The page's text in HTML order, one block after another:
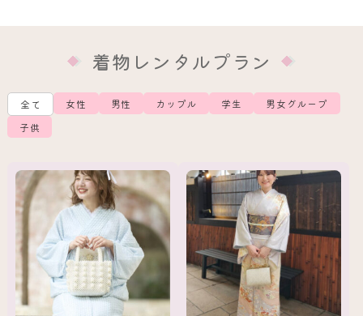
着物レンタルプラン
全て 女性 男性 カップル 学生
男女グループ
子供